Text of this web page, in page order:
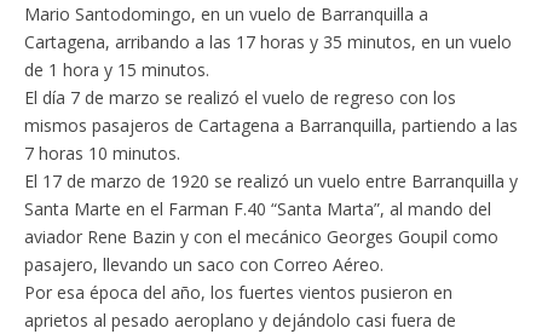
Mario Santodomingo, en un vuelo de Barranquilla a
Cartagena, arribando a las 17 horas y 35 minutos, en un vuelo
de 1 hora y 15 minutos.
El día 7 de marzo se realizó el vuelo de regreso con los
mismos pasajeros de Cartagena a Barranquilla, partiendo a las
7 horas 10 minutos.
El 17 de marzo de 1920 se realizó un vuelo entre Barranquilla y
Santa Marte en el Farman F.40 “Santa Marta”, al mando del
aviador Rene Bazin y con el mecánico Georges Goupil como
pasajero, llevando un saco con Correo Aéreo.
Por esa época del año, los fuertes vientos pusieron en
aprietos al pesado aeroplano y dejándolo casi fuera de